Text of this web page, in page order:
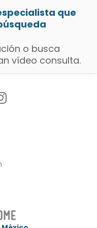
que
o busca
vídeo consulta.